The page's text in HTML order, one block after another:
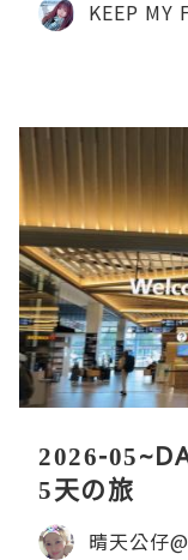
KEEP MY
2026-
5天の旅
晴天公仔